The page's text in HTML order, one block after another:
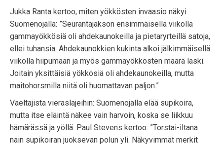
Jukka Ranta kertoo, miten yökkösten invaasio näkyi
Suomenojalla: ”Seurantajakson ensimmäisellä viikolla
gammayökkösiä oli ahdekaunokeilla ja pietaryrteillä satoja,
ellei tuhansia. Ahdekaunokkien kukinta alkoi jälkimmäisellä
viikolla hiipumaan ja myös gammayökkösten määrä laski.
Joitain yksittäisiä yökkösiä oli ahdekaunokeilla, mutta
maitohorsmilla niitä oli huomattavan paljon.”
Vaeltajista vieraslajeihin: Suomenojalla elää supikoira,
mutta itse eläintä näkee vain harvoin, koska se liikkuu
hämärässä ja yöllä. Paul Stevens kertoo: ”Torstai-iltana
näin supikoiran juoksevan polun yli. Näkyvimmät merkit